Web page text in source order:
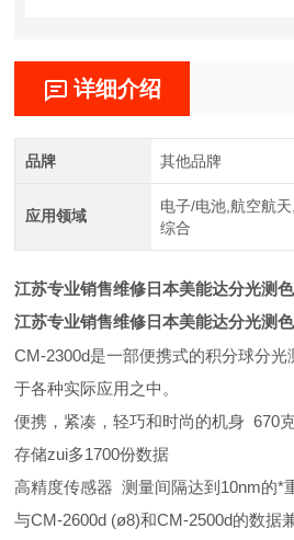
详细介绍
品牌 其他品牌
应用领域
电子/电池,航空航
综合
江苏专业销售维修日本美能达分光测
江苏专业销售维修日本美能达分光测
CM-2300d是一部便携式的积分球分光
于各种实际应用之中。
便携，紧凑，轻巧和时尚的机身 670
存储zui多1700份数据
高精度传感器 测量间隔达到10nm的*
与CM-2600d (ø8)和CM-2500d的数据